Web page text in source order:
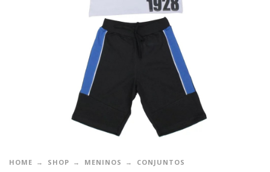
HOME SHOP MENINOS CONJUNTOS